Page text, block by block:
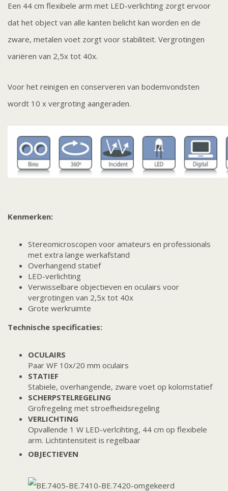
Een 44 cm flexibele arm met LED-verlichting zorgt ervoor
dat het object van alle kanten belicht kan worden en de
zware, metalen voet zorgt voor stabiliteit. Vergrotingen
variëren van 2,5x tot 40x.
Voor het reinigen en conserveren van bodemvondsten
wordt 10 x vergroting aangeraden.
Kenmerken:
Stereomicroscopen voor amateurs en professionals
met extra lange werkafstand
Overhangend statief
LED-verlichting
Verwisselbare objectieven en oculairs voor
vergrotingen van 2,5x tot 40x
Grote werkruimte
Technische specificaties:
OCULAIRS
Paar WF 10x/20 mm oculairs
STATIEF
Stabiele, overhangende, zware voet op kolomstatief
SCHERPSTELREGELING
Grofregeling met stroefheidsregeling
VERLICHTING
Opvallende 1 W LED-verlcihting, 44 cm op flexibele
arm. Lichtintensiteit is regelbaar
OBJECTIEVEN